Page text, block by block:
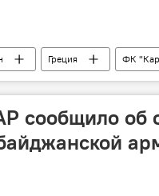
Греция ФК
сообщило об